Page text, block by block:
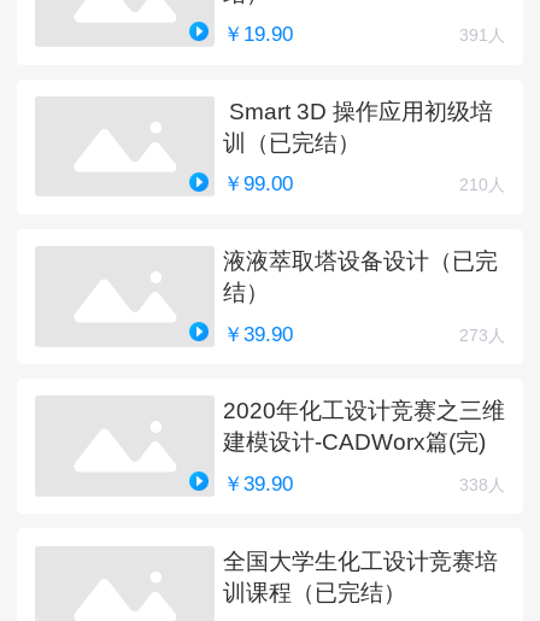
￥19.90 391人
Smart 3D 操作应用初级培
训（已完结）
￥99.00 210人
液液萃取塔设备设计（已完
结）
￥39.90 273人
2020年化工设计竞赛之三维
建模设计-CADWorx篇(完)
￥39.90 338人
全国大学生化工设计竞赛培
训课程（已完结）